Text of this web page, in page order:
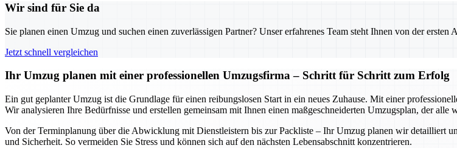
Wir sind für Sie da
Sie planen einen Umzug und suchen einen zuverlässigen Partner? Unser erfahrenes Team steht Ihnen von der
Jetzt schnell vergleichen
Ihr Umzug planen mit einer professionellen Umzugsfirma – Schritt für Schritt zum Erfolg
Ein gut geplanter Umzug ist die Grundlage für einen reibungslosen Start in ein neues Zuhause. Mit einer
Wir analysieren Ihre Bedürfnisse und erstellen gemeinsam mit Ihnen einen maßgeschneiderten Umzugsplan, der alle
Von der Terminplanung über die Abwicklung mit Dienstleistern bis zur Packliste – Ihr Umzug planen wir detailliert
und Sicherheit. So vermeiden Sie Stress und können sich auf den nächsten Lebensabschnitt konzentrieren.